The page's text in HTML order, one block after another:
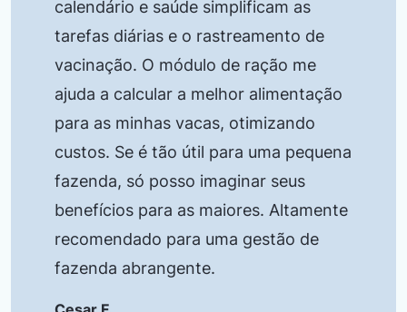
calendário e saúde simplificam as
tarefas diárias e o rastreamento de
vacinação. O módulo de ração me
ajuda a calcular a melhor alimentação
para as minhas vacas, otimizando
custos. Se é tão útil para uma pequena
fazenda, só posso imaginar seus
benefícios para as maiores. Altamente
recomendado para uma gestão de
fazenda abrangente.